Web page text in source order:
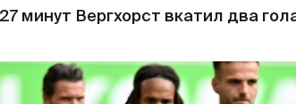
27 минут Вергхорст вкатил два